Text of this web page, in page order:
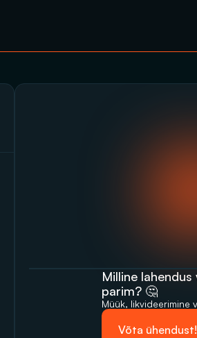
Milline
parim? 🤔
Müük, likvideerimine‬‭
Võta ühendust!